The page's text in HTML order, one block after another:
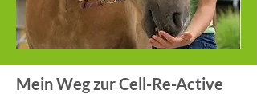
Mein Weg zur Cell-Re-Active